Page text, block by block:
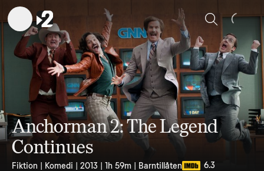
Sök
Anchorman 2: The Legend
Continues
Fiktion | Komedi | 2013 | 1h 59m | Barntillåten 6.3